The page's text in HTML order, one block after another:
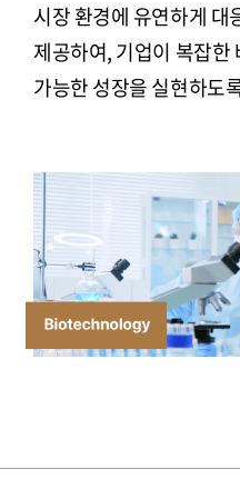
시장 환경에 유연하게 대
제공하여, 기업이 복잡한
가능한 성장을 실현하도